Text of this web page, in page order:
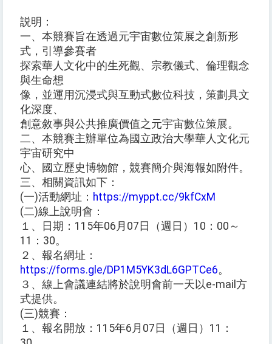
説明：
一、本競賽旨在透過元宇宙數位策展之創新形
式，引導參賽者
探索華人文化中的生死觀、宗教儀式、倫理觀念
與生命想
像，並運用沉浸式與互動式數位科技，策劃具文
化深度、
創意敘事與公共推廣價值之元宇宙數位策展。
二、本競賽主辦單位為國立政治大學華人文化元
宇宙研究中
心、國立歷史博物館，競賽簡介與海報如附件。
三、相關資訊如下：
(一)活動網址： https://myppt.cc/9kfCxM
(二)線上說明會：
１、日期：115年06月07日（週日）10：00～
11：30。
２、報名網址：
https://forms.gle/DP1M5YK3dL6GPTCe6。
３、線上會議連結將於說明會前一天以e-mail方
式提供。
(三)競賽：
１、報名開放：115年6月07日（週日）11：